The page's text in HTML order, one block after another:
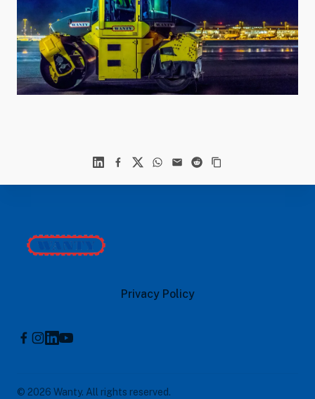
LinkedinFacebook
X WhatsApp
MailReddit
Wanty
Privacy Policy
Instagram
Linkedin
Youtube
© 2026 Wanty. All rights reserved.